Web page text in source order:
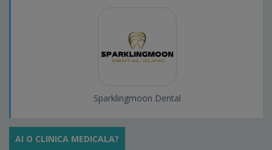
Sparklingmoon Dental
AI O CLINICA MEDICALA?